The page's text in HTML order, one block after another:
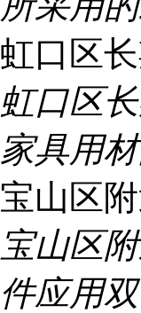
虹口区
虹口区
家具用
宝山区
宝山区
件应用